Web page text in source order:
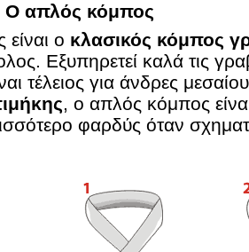
Ο απλός κόμπος
ο κλασικός κόμπος
Εξυπηρετεί καλά τις
τέλειος για άνδρες
, ο απλός κόμπος
φαρδύς όταν